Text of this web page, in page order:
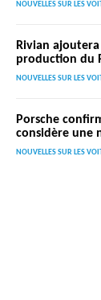
NOUVELLES SUR LES
Rivian
production du
NOUVELLES SUR LES
Porsche
considère une
NOUVELLES SUR LES